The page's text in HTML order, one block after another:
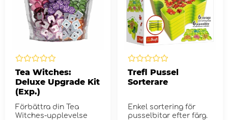
Tea Witches:
Deluxe Upgrade Kit
(Exp.)
Förbättra din Tea
Witches-upplevelse
Trefl Pussel
Sorterare
Enkel sortering för
pusselbitar efter färg.